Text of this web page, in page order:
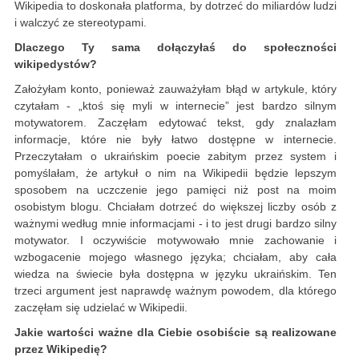
Wikipedia to doskonała platforma, by dotrzeć do miliardów ludzi
i walczyć ze stereotypami.
Dlaczego Ty sama dołączyłaś do społeczności
wikipedystów?
Założyłam konto, ponieważ zauważyłam błąd w artykule, który
czytałam - „ktoś się myli w internecie” jest bardzo silnym
motywatorem. Zaczęłam edytować tekst, gdy znalazłam
informacje, które nie były łatwo dostępne w internecie.
Przeczytałam o ukraińskim poecie zabitym przez system i
pomyślałam, że artykuł o nim na Wikipedii będzie lepszym
sposobem na uczczenie jego pamięci niż post na moim
osobistym blogu. Chciałam dotrzeć do większej liczby osób z
ważnymi według mnie informacjami - i to jest drugi bardzo silny
motywator. I oczywiście motywowało mnie zachowanie i
wzbogacenie mojego własnego języka; chciałam, aby cała
wiedza na świecie była dostępna w języku ukraińskim. Ten
trzeci argument jest naprawdę ważnym powodem, dla którego
zaczęłam się udzielać w Wikipedii.
Jakie wartości ważne dla Ciebie osobiście są realizowane
przez Wikipedię?